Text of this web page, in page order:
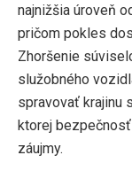
najnižšia úroveň
pričom pokles
Zhoršenie
služobného
spravovať krajinu
ktorej
záujmy.